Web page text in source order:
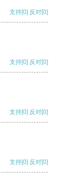
支持[0] 反对[0]
支持[0] 反对[0]
支持[0] 反对[0]
支持[0] 反对[0]